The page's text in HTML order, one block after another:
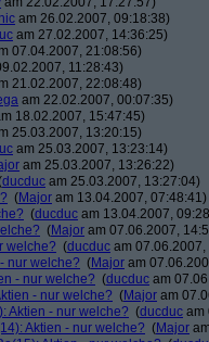
am 26.02.2007, 09:18:38)
am 27.02.2007, 14:36:25)
07.04.2007, 21:08:56)
11:28:43)
21.02.2007, 22:08:48)
am 22.02.2007, 00:07:35)
18.02.2007, 15:47:45)
25.03.2007, 13:20:15)
am 25.03.2007, 13:23:14)
am 25.03.2007, 13:26:22)
ducduc am 25.03.2007, 13:27:04)
(Major am 13.04.2007, 07:48:41)
(ducduc am 13.04.2007,
(Major am 07.06.2007,
welche? (ducduc am
nur welche? (Major am
- nur welche? (ducduc am
- nur welche? (Major am
Aktien - nur welche? (ducduc am
Aktien - nur welche? (Major